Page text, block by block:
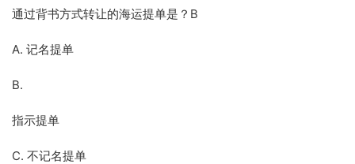
通过背书方式转让的海运提单是？B
A. 记名提单
B.
指示提单
C. 不记名提单